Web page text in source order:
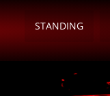
STANDING